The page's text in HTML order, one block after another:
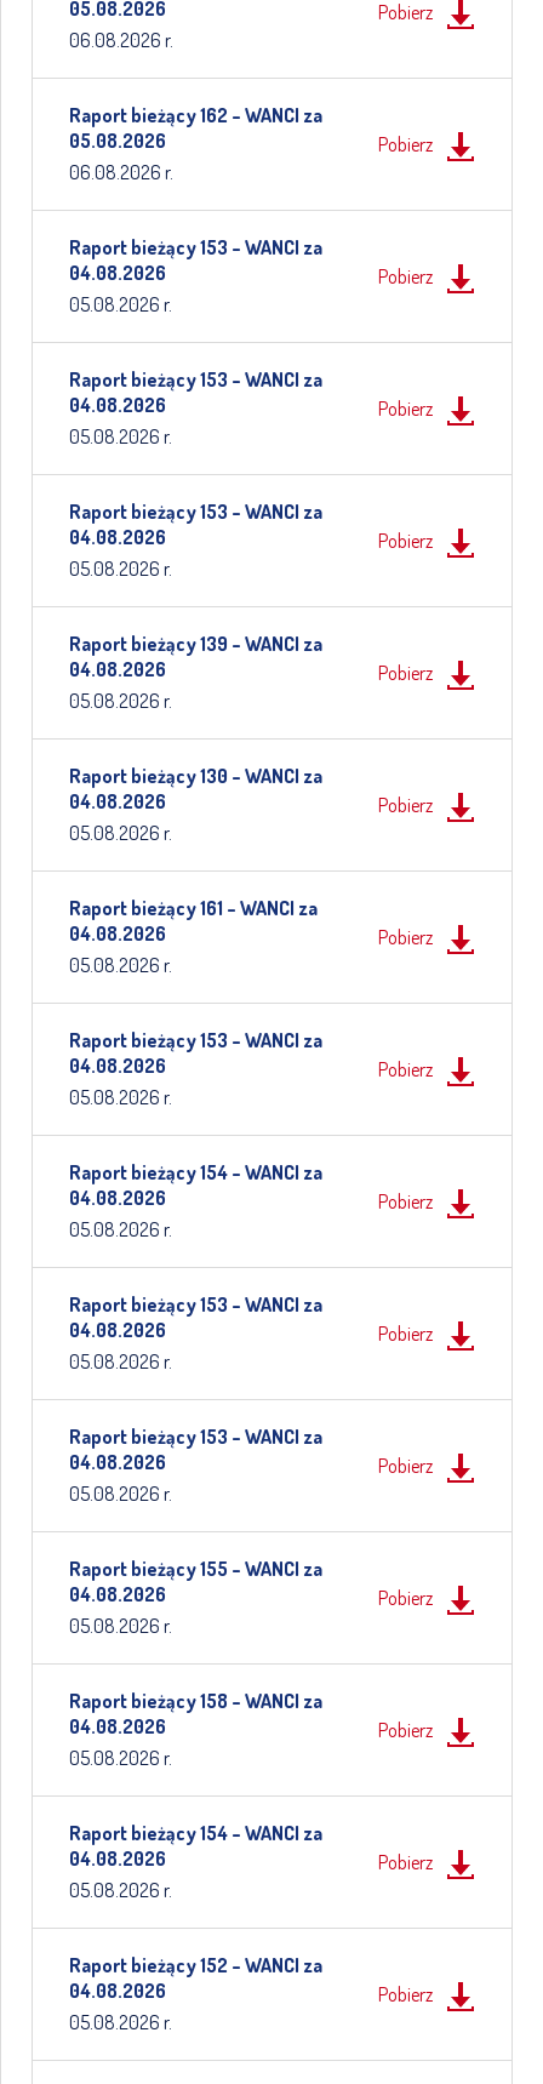
05.08.2026
06.08.2026 r.
Pobierz
Raport bieżący 162 – WANCI za
05.08.2026
06.08.2026 r.
Pobierz
Raport bieżący 153 – WANCI za
04.08.2026
05.08.2026 r.
Pobierz
Raport bieżący 153 – WANCI za
04.08.2026
05.08.2026 r.
Pobierz
Raport bieżący 153 – WANCI za
04.08.2026
05.08.2026 r.
Pobierz
Raport bieżący 139 – WANCI za
04.08.2026
05.08.2026 r.
Pobierz
Raport bieżący 130 – WANCI za
04.08.2026
05.08.2026 r.
Pobierz
Raport bieżący 161 – WANCI za
04.08.2026
05.08.2026 r.
Pobierz
Raport bieżący 153 – WANCI za
04.08.2026
05.08.2026 r.
Pobierz
Raport bieżący 154 – WANCI za
04.08.2026
05.08.2026 r.
Pobierz
Raport bieżący 153 – WANCI za
04.08.2026
05.08.2026 r.
Pobierz
Raport bieżący 153 – WANCI za
04.08.2026
05.08.2026 r.
Pobierz
Raport bieżący 155 – WANCI za
04.08.2026
05.08.2026 r.
Pobierz
Raport bieżący 158 – WANCI za
04.08.2026
05.08.2026 r.
Pobierz
Raport bieżący 154 – WANCI za
04.08.2026
05.08.2026 r.
Pobierz
Raport bieżący 152 – WANCI za
04.08.2026
05.08.2026 r.
Pobierz